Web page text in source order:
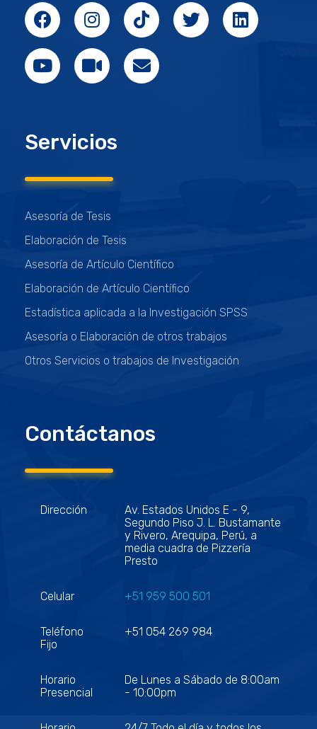
Servicios
Asesoría de Tesis
Elaboración de Tesis
Asesoría de Artículo Científico
Elaboración de Artículo Científico
Estadística aplicada a la Investigación SPSS
Asesoría o Elaboración de otros trabajos
Otros Servicios o trabajos de Investigación
Contáctanos
Dirección
Av. Estados Unidos E - 9,
Segundo Piso J. L. Bustamante
y Rivero, Arequipa, Perú, a
media cuadra de Pizzería
Presto
Celular +51 959 500 501
Teléfono
Fijo
+51 054 269 984
Horario
Presencial
De Lunes a Sábado de 8:00am
- 10:00pm